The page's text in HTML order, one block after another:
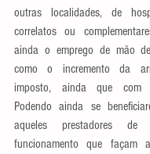
outras localidades, de
correlatos ou
ainda o emprego de mão
como o incremento da
imposto, ainda que com
Podendo ainda se
aqueles prestadores
funcionamento que façam